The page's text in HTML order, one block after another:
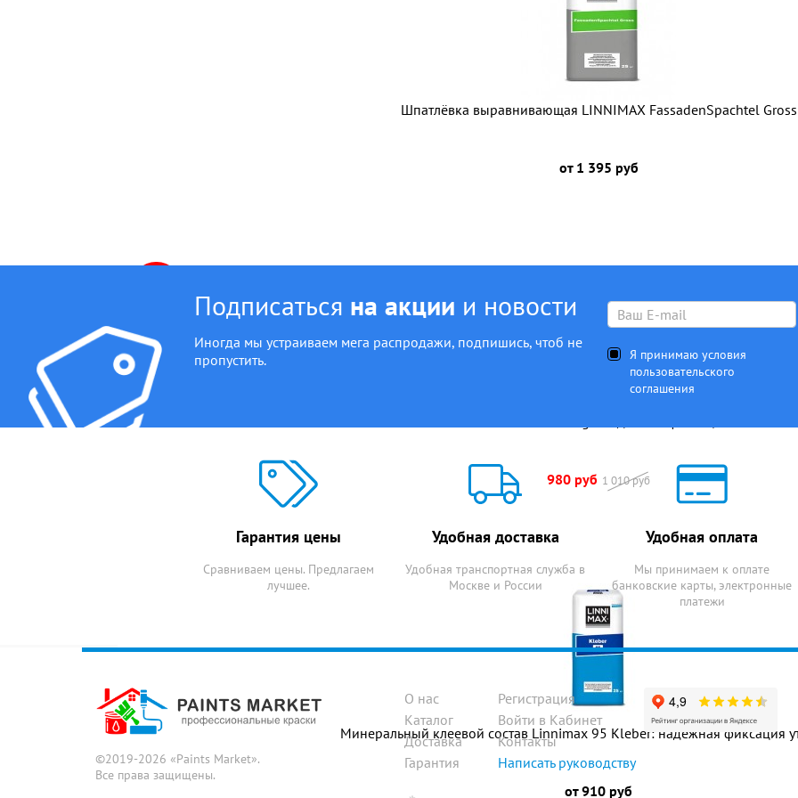
Шпатлёвка выравнивающая LINNIMAX FassadenSpachtel Gross
от 1 395 руб
980 руб 1 010 руб
Минеральный клеевой состав Linnimax 95 Kleber: надежная фиксация
от 910 руб
Подписаться на акции и новости
Иногда мы устраиваем мега распродажи, подпишись, чтоб не
пропустить.
Я принимаю условия
пользовательского
соглашения
Гарантия цены
Сравниваем цены. Предлагаем
лучшее.
Удобная доставка
Удобная транспортная служба в
Москве и России
Удобная оплата
Мы принимаем к оплате
банковские карты, электронные
платежи
О нас
Каталог
Доставка
Гарантия
Регистрация
Войти в Кабинет
Контакты
Написать руководству
©2019-2026 «Paints Market».
Все права защищены.